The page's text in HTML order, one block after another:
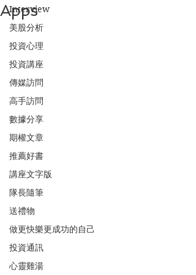
Interview
美股分析
投資心理
投資講座
傳媒訪問
高手訪問
數據分享
期權文章
推薦好書
講座文字版
隊長隨筆
送禮物
做更快樂更成功的自己
投資通訊
心靈雞湯
Apps